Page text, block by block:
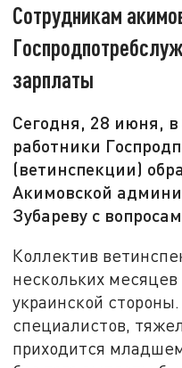
Сотрудникам
зарплаты
Сегодня, 28 июня,
работники
(ветинспекции)
Акимовской
Зубареву с
Коллектив
нескольких месяцев
украинской
специалистов,
приходится